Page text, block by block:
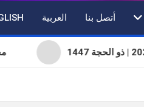
أتصل بنا العربية